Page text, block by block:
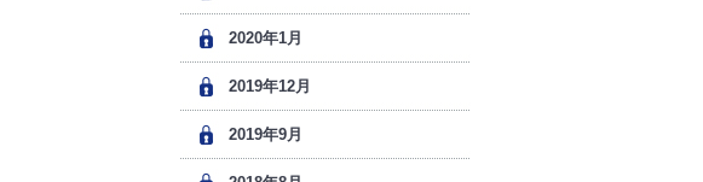
2020年1月
2019年12月
2019年9月